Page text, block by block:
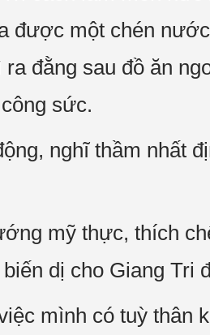
được một chén
đằng sau đồ ăn
sức.
nghĩ thầm nhất
mỹ thực, thích
dị cho Giang Tri
mình có tuỳ thân